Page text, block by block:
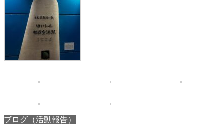
ブログ（活動報告）